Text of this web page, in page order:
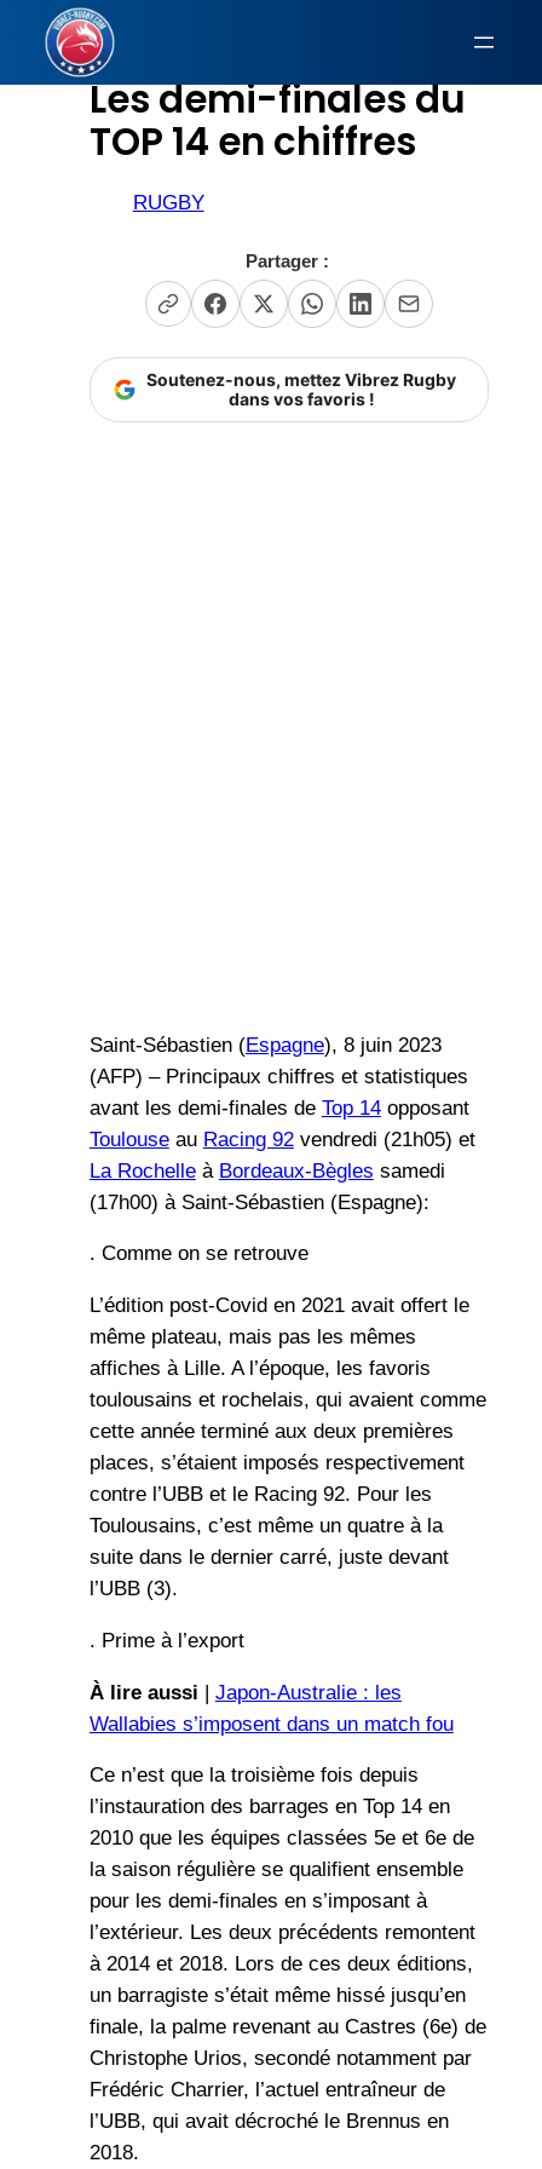
Aller
contenu Les demi-finales du
TOP 14 en chiffres
RUGBY
Partager :
Soutenez-nous, mettez Vibrez Rugby
dans vos favoris !
Saint-Sébastien (Espagne), 8 juin 2023
(AFP) – Principaux chiffres et statistiques
avant les demi-finales de Top 14opposant
Toulouseau Racing 92vendredi (21h05) et
La Rochelleà Bordeaux-Bègles samedi
(17h00) à Saint-Sébastien (Espagne):
. Comme on se retrouve
L’édition post-Covid en 2021 avait offert le
même plateau, mais pas les mêmes
affiches à Lille. A l’époque, les favoris
toulousains et rochelais, qui avaient comme
cette année terminé aux deux premières
places, s’étaient imposés respectivement
contre l’UBB et le Racing 92. Pour les
Toulousains, c’est même un quatre à la
suite dans le dernier carré, juste devant
l’UBB (3).
. Prime à l’export
À lire aussi | Japon-Australie : les
Wallabies s’imposent dans un match fou
Ce n’est que la troisième fois depuis
l’instauration des barrages en Top 14 en
2010 que les équipes classées 5e et 6e de
la saison régulière se qualifient ensemble
pour les demi-finales en s’imposant à
l’extérieur. Les deux précédents remontent
à 2014 et 2018. Lors de ces deux éditions,
un barragiste s’était même hissé jusqu’en
finale, la palme revenant au Castres (6e) de
Christophe Urios, secondé notamment par
Frédéric Charrier, l’actuel entraîneur de
l’UBB, qui avait décroché le Brennus en
2018.